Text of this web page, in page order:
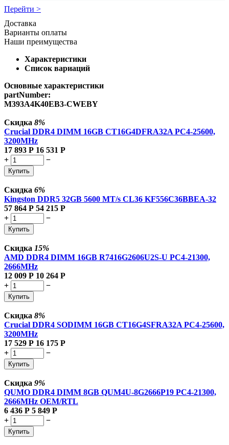
Перейти >
Доставка
Варианты оплаты
Наши преимущества
Характеристики
Список вариаций
Основные характеристики
partNumber:
M393A4K40EB3-CWEBY
Скидка 8%
Crucial DDR4 DIMM 16GB CT16G4DFRA32A PC4-25600,
3200MHz
17 893 Р 16 531 Р
+
−
Купить
Скидка 6%
Kingston DDR5 32GB 5600 MT/s CL36 KF556C36BBEA-32
57 864 Р 54 215 Р
+
−
Купить
Скидка 15%
AMD DDR4 DIMM 16GB R7416G2606U2S-U PC4-21300,
2666MHz
12 009 Р 10 264 Р
+
−
Купить
Скидка 8%
Crucial DDR4 SODIMM 16GB CT16G4SFRA32A PC4-25600,
3200MHz
17 529 Р 16 175 Р
+
−
Купить
Скидка 9%
QUMO DDR4 DIMM 8GB QUM4U-8G2666P19 PC4-21300,
2666MHz OEM/RTL
6 436 Р 5 849 Р
+
−
Купить